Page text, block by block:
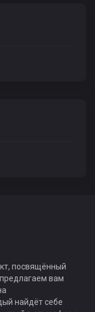
посвящённый
вам
найдёт себе